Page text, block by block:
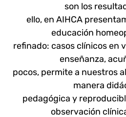
son los
ello, en AIHCA
educación
refinado: casos clínicos en
enseñanza,
pocos, permite a nuestros
manera
pedagógica y
observación